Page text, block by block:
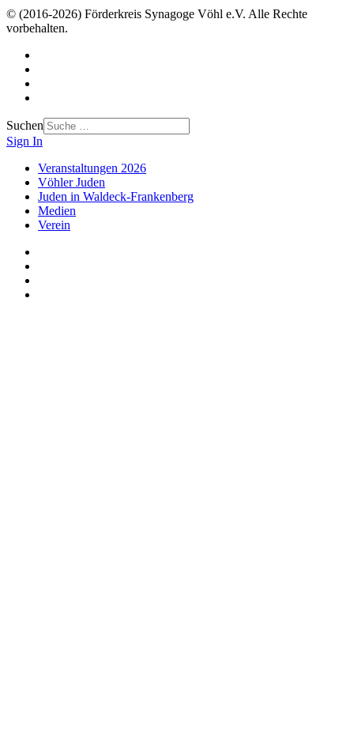
© (2016-2026) Förderkreis Synagoge Vöhl e.V. Alle Rechte
vorbehalten.
Suchen
Sign In
Veranstaltungen 2026
Vöhler Juden
Juden in Waldeck-Frankenberg
Medien
Verein